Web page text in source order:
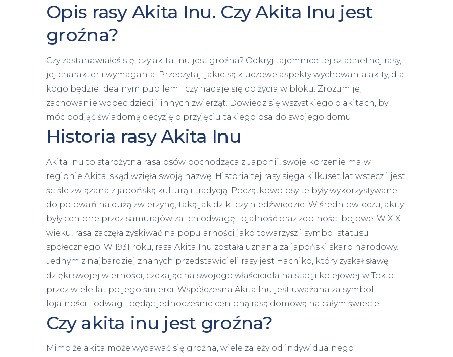
Opis rasy Akita Inu. Czy Akita Inu jest
groźna?
Czy zastanawiałeś się, czy akita inu jest groźna? Odkryj tajemnice tej szlachetnej rasy,
jej charakter i wymagania. Przeczytaj, jakie są kluczowe aspekty wychowania akity, dla
kogo będzie idealnym pupilem i czy nadaje się do życia w bloku. Zrozum jej
zachowanie wobec dzieci i innych zwierząt. Dowiedz się wszystkiego o akitach, by
móc podjąć świadomą decyzję o przyjęciu takiego psa do swojego domu.
Historia rasy Akita Inu
Akita Inu to starożytna rasa psów pochodząca z Japonii, swoje korzenie ma w
regionie Akita, skąd wzięła swoją nazwę. Historia tej rasy sięga kilkuset lat wstecz i jest
ściśle związana z japońską kulturą i tradycją. Początkowo psy te były wykorzystywane
do polowań na dużą zwierzynę, taką jak dziki czy niedźwiedzie. W średniowieczu, akity
były cenione przez samurajów za ich odwagę, lojalność oraz zdolności bojowe. W XIX
wieku, rasa zaczęła zyskiwać na popularności jako towarzysz i symbol statusu
społecznego. W 1931 roku, rasa Akita Inu została uznana za japoński skarb narodowy.
Jednym z najbardziej znanych przedstawicieli rasy jest Hachiko, który zyskał sławę
dzięki swojej wierności, czekając na swojego właściciela na stacji kolejowej w Tokio
przez wiele lat po jego śmierci. Współczesna Akita Inu jest uważana za symbol
lojalności i odwagi, będąc jednocześnie cenioną rasą domową na całym świecie.
Czy akita inu jest groźna?
Mimo że akita może wydawać się groźna, wiele zależy od indywidualnego